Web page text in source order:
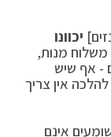
יכוונו
משלוח מנות,
- אף שיש
אין צריך
אינם